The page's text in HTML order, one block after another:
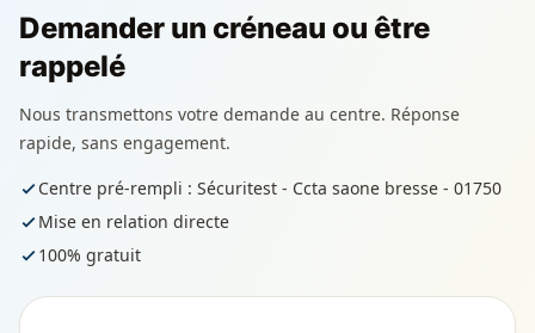
Demander un créneau ou être
rappelé
Nous transmettons votre demande au centre. Réponse
rapide, sans engagement.
Centre pré-rempli : Sécuritest - Ccta saone bresse - 01750
Mise en relation directe
100% gratuit